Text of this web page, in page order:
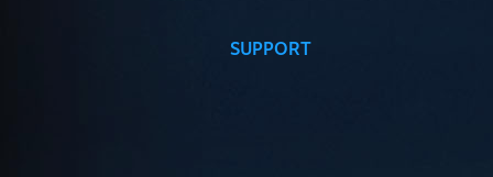
SUPPORT